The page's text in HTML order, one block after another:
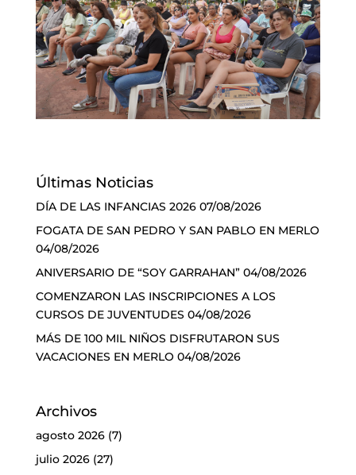
Últimas Noticias
DÍA DE LAS INFANCIAS 2026 07/08/2026
FOGATA DE SAN PEDRO Y SAN PABLO EN MERLO
04/08/2026
ANIVERSARIO DE “SOY GARRAHAN” 04/08/2026
COMENZARON LAS INSCRIPCIONES A LOS
CURSOS DE JUVENTUDES 04/08/2026
MÁS DE 100 MIL NIÑOS DISFRUTARON SUS
VACACIONES EN MERLO 04/08/2026
Archivos
agosto 2026(7)
julio 2026(27)